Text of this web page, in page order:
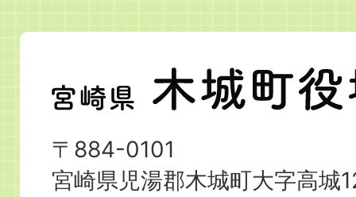
宮
崎
県
木
〒884-0101
宮崎県児湯郡木城町大字高城